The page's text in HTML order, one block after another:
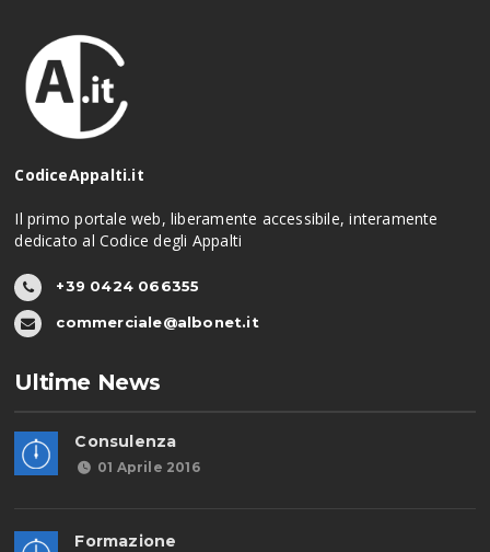
CodiceAppalti.it
Il primo portale web, liberamente accessibile, interamente
dedicato al Codice degli Appalti
+39 0424 066355
commerciale@albonet.it
Ultime News
Consulenza
01 Aprile 2016
Formazione